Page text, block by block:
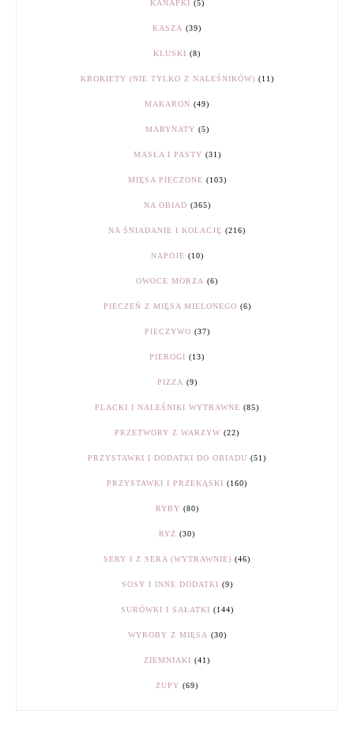
KANAPKI (5)
KASZA (39)
KLUSKI (8)
KROKIETY (NIE TYLKO Z NALEŚNIKÓW) (11)
MAKARON (49)
MARYNATY (5)
MASŁA I PASTY (31)
MIĘSA PIECZONE (103)
NA OBIAD (365)
NA ŚNIADANIE I KOLACJĘ (216)
NAPOJE (10)
OWOCE MORZA (6)
PIECZEŃ Z MIĘSA MIELONEGO (6)
PIECZYWO (37)
PIEROGI (13)
PIZZA (9)
PLACKI I NALEŚNIKI WYTRAWNE (85)
PRZETWORY Z WARZYW (22)
PRZYSTAWKI I DODATKI DO OBIADU (51)
PRZYSTAWKI I PRZEKĄSKI (160)
RYBY (80)
RYŻ (30)
SERY I Z SERA (WYTRAWNIE) (46)
SOSY I INNE DODATKI (9)
SURÓWKI I SAŁATKI (144)
WYROBY Z MIĘSA (30)
ZIEMNIAKI (41)
ZUPY (69)